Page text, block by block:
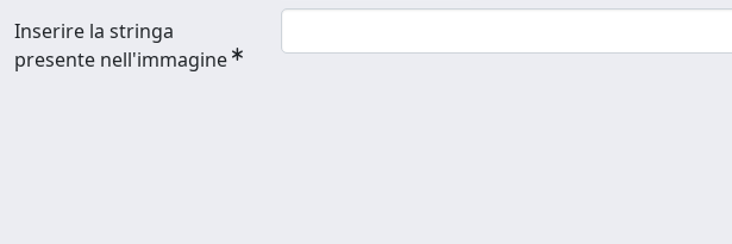
Inserire la stringa
presente nell'immagine